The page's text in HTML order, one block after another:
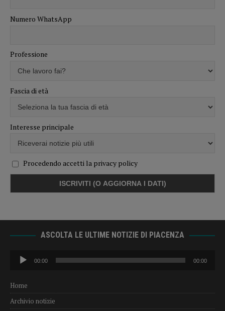
Numero WhatsApp
Professione
Fascia di età
Interesse principale
Procedendo accetti la privacy policy
ASCOLTA LE ULTIME NOTIZIE DI PIACENZA
Audio
Player
00:00 00:00
Home
Archivio notizie